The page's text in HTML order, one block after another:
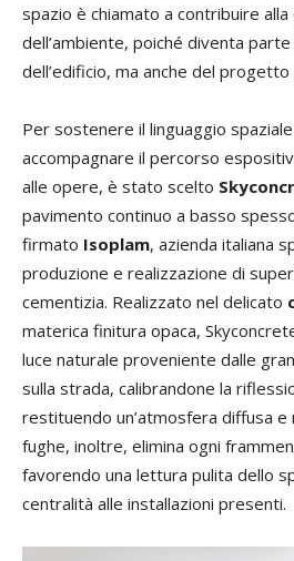
spazio è chiamato a contribuire
dell’ambiente, poiché diventa
dell’edificio, ma anche del
Per sostenere il linguaggio
accompagnare il percorso
alle opere, è stato scelto
pavimento continuo a basso
firmato Isoplam, azienda italiana
produzione e realizzazione di
cementizia. Realizzato nel delicato
materica finitura opaca,
luce naturale proveniente dalle
sulla strada, calibrandone la
restituendo un’atmosfera diffusa e
fughe, inoltre, elimina ogni
favorendo una lettura pulita dello
centralità alle installazioni presenti.